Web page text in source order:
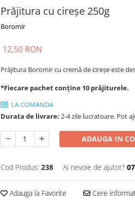
Prăjitura cu cireșe 250g
Boromir
12,50 RON
Prăjitura Boromir cu cremă de cireșe este
*Fiecare pachet conține 10 prăjiturele.
LA COMANDA
Durata de livrare: 2-4 zile lucratoare. Pot
ADAUGA IN
Cod Produs: 238 Ai nevoie de ajutor?
Adauga la Favorite Cere